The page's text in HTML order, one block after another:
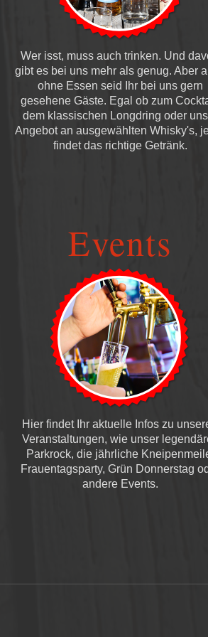
Wer isst, muss auch trinken. Und
gibt es bei uns mehr als genug. Aber
ohne Essen seid Ihr bei uns gern
gesehene Gäste. Egal ob zum
dem klassischen Longdring oder
Angebot an ausgewählten Whisky's,
findet das richtige Getränk.
Events
Hier findet Ihr aktuelle Infos zu
Veranstaltungen, wie unser
Parkrock, die jährliche
Frauentagsparty, Grün Donnerstag
andere Events.